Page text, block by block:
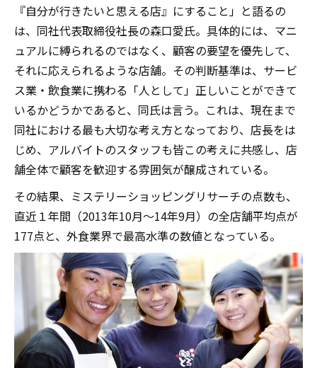
『自分が行きたいと思える店』にすること」と語るの
は、同社代表取締役社長の森口愛氏。具体的には、マニ
ュアルに縛られるのではなく、顧客の要望を優先して、
それに応えられるような店舗。その判断基準は、サービ
ス業・飲食業に携わる「人として」正しいことができて
いるかどうかであると、同氏は言う。これは、現在まで
同社における最も大切な考え方となっており、店長をは
じめ、アルバイトのスタッフも皆この考えに共感し、店
舗全体で顧客を歓迎する雰囲気が醸成されている。
その結果、ミステリーショッピングリサーチの点数も、
直近１年間（2013年10月～14年9月）の全店舗平均点が
177点と、外食業界で最高水準の数値となっている。